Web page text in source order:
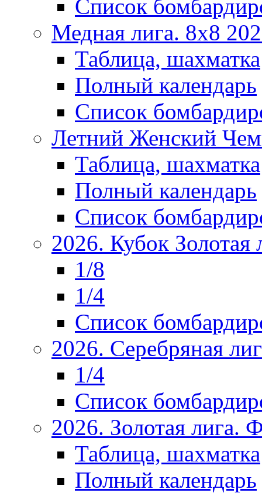
Список
Медная лига. 8x8
Таблица, шахматка
Полный календарь
Список
Летний Женский
Таблица, шахматка
Полный календарь
Список
2026. Кубок Золотая
1/8
1/4
Список
2026. Серебряная
1/4
Список
2026. Золотая
Таблица, шахматка
Полный календарь